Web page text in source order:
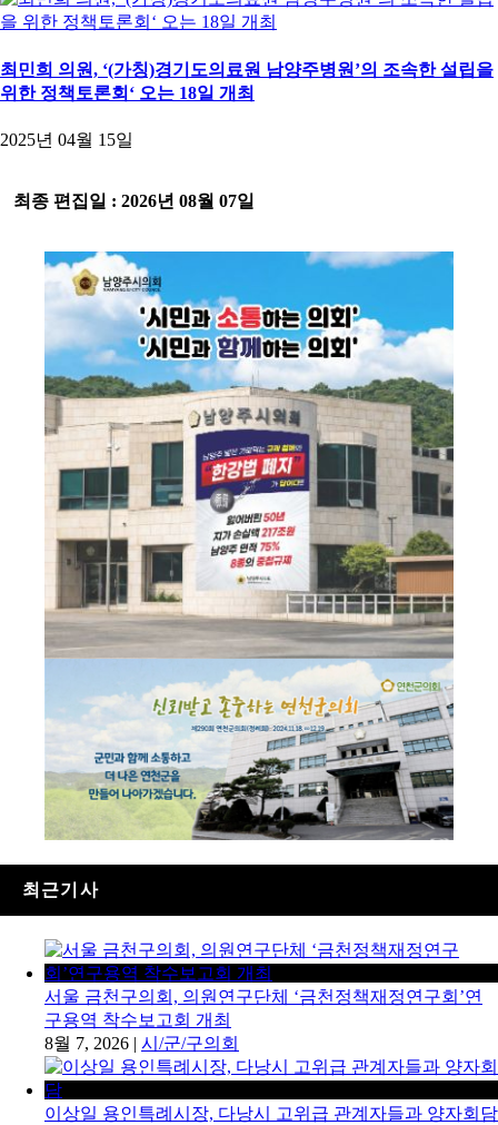
최민희 의원, ‘(가칭)경기도의료원 남양주병원’의 조속한 설립을
위한 정책토론회‘ 오는 18일 개최
2025년 04월 15일
최종 편집일 : 2026년 08월 07일
최근기사
서울 금천구의회, 의원연구단체 ‘금천정책재정연구회’연
구용역 착수보고회 개최
8월 7, 2026 | 시/군/구의회
이상일 용인특례시장, 다낭시 고위급 관계자들과 양자회담